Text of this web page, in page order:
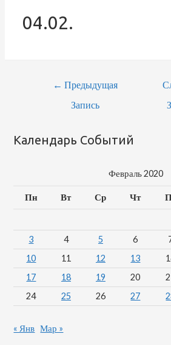
04.02.
Навигация
← Предыдущая
Запись
Календарь Событий
Февраль 2020
Пн Вт Ср Чт
3
4 5 6
10
11 12 13
17
18 19 20
24
25 26 27
« Янв Мар »